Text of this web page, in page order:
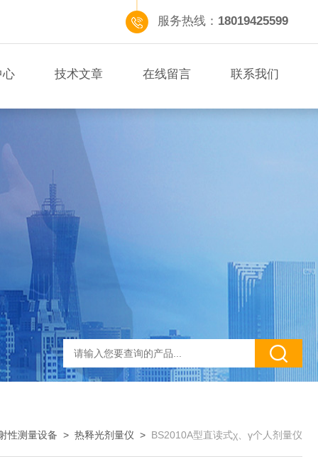
服务热线： 18019425599
心 技术文章 在线留言 联系我们
性测量设备 > 热释光剂量仪 > BS2010A型直读式χ、γ个人剂量仪